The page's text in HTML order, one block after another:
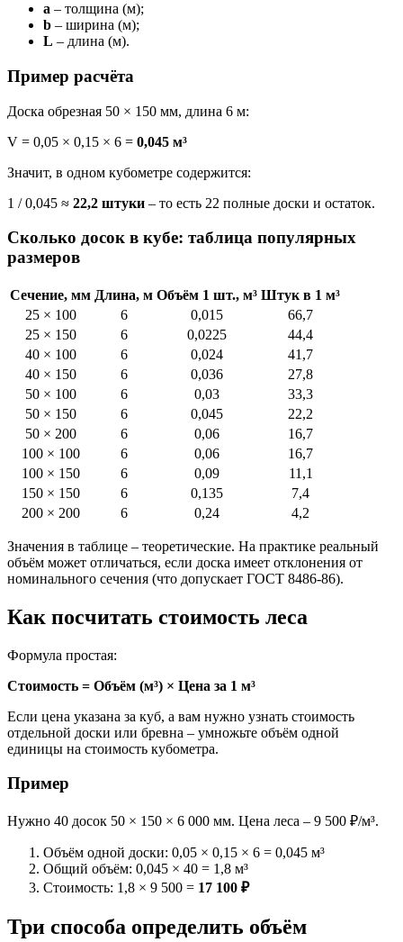
a – толщина (м);
b – ширина (м);
L – длина (м).
Пример расчёта
Доска обрезная 50 × 150 мм, длина 6 м:
V = 0,05 × 0,15 × 6 = 0,045 м³
Значит, в одном кубометре содержится:
1 / 0,045 ≈ 22,2 штуки – то есть 22 полные доски и остаток.
Сколько досок в кубе: таблица популярных
размеров
Сечение, мм Длина, м Объём 1 шт., м³ Штук в 1 м³
25 × 100
6 0,015
66,7
25 × 150
6 0,0225
44,4
40 × 100
6 0,024
41,7
40 × 150
6 0,036
27,8
50 × 100
6 0,03
33,3
50 × 150
6 0,045
22,2
50 × 200
6 0,06
16,7
100 × 100
6 0,06
16,7
100 × 150
6 0,09
11,1
150 × 150
6 0,135
7,4
200 × 200
6 0,24 4,2
Значения в таблице – теоретические. На практике реальный
объём может отличаться, если доска имеет отклонения от
номинального сечения (что допускает ГОСТ 8486-86).
Как посчитать стоимость леса
Формула простая:
Стоимость = Объём (м³) × Цена за 1 м³
Если цена указана за куб, а вам нужно узнать стоимость
отдельной доски или бревна – умножьте объём одной
единицы на стоимость кубометра.
Пример
Нужно 40 досок 50 × 150 × 6 000 мм. Цена леса – 9 500 ₽/м³.
Объём одной доски: 0,05 × 0,15 × 6 = 0,045 м³
Общий объём: 0,045 × 40 = 1,8 м³
Стоимость: 1,8 × 9 500 = 17 100 ₽
Три способа определить объём